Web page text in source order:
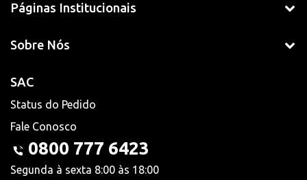
Páginas Institucionais
Sobre Nós
SAC
Status do Pedido
Fale Conosco
0800 777 6423
Segunda à sexta 8:00 às 18:00